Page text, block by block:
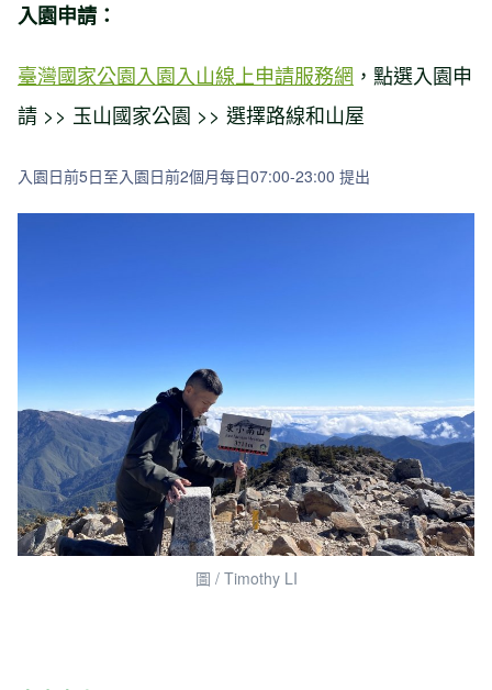
入園申請：
臺灣國家公園入園入山線上申請服務網 ，點選入園申
請 >> 玉山國家公園 >> 選擇路線和山屋
入園日前5日至入園日前2個月每日07:00-23:00 提出
圖 / Timothy LI